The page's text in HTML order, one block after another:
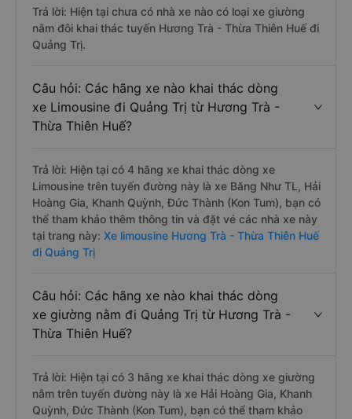
Trả lời: Hiện tại chưa có nhà xe nào có loại xe giường
nằm đôi khai thác tuyến Hương Trà - Thừa Thiên Huế đi
Quảng Trị.
Câu hỏi: Các hãng xe nào khai thác dòng
xe Limousine đi Quảng Trị từ Hương Trà -
Thừa Thiên Huế?
Trả lời: Hiện tại có 4 hãng xe khai thác dòng xe
Limousine trên tuyến đường này là xe Băng Như TL, Hải
Hoàng Gia, Khanh Quỳnh, Đức Thành (Kon Tum), bạn có
thể tham khảo thêm thông tin và đặt vé các nhà xe này
tại trang này: Xe limousine Hương Trà - Thừa Thiên Huế
đi Quảng Trị
Câu hỏi: Các hãng xe nào khai thác dòng
xe giường nằm đi Quảng Trị từ Hương Trà -
Thừa Thiên Huế?
Trả lời: Hiện tại có 3 hãng xe khai thác dòng xe giường
nằm trên tuyến đường này là xe Hải Hoàng Gia, Khanh
Quỳnh, Đức Thành (Kon Tum), bạn có thể tham khảo